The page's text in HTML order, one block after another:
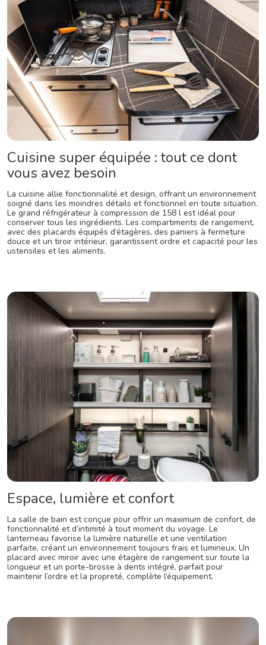
Cuisine super équipée : tout ce dont
vous avez besoin
La cuisine allie fonctionnalité et design, offrant un environnement
soigné dans les moindres détails et fonctionnel en toute situation.
Le grand réfrigérateur à compression de 158 l est idéal pour
conserver tous les ingrédients. Les compartiments de rangement,
avec des placards équipés d’étagères, des paniers à fermeture
douce et un tiroir intérieur, garantissent ordre et capacité pour les
ustensiles et les aliments.
Espace, lumière et confort
La salle de bain est conçue pour offrir un maximum de confort, de
fonctionnalité et d’intimité à tout moment du voyage. Le
lanterneau favorise la lumière naturelle et une ventilation
parfaite, créant un environnement toujours frais et lumineux. Un
placard avec miroir avec une étagère de rangement sur toute la
longueur et un porte-brosse à dents intégré, parfait pour
maintenir l’ordre et la propreté, complète l’équipement.